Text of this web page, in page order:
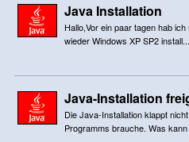
Java Installation
Hallo,Vor ein paar tagen hab
wieder Windows XP SP2 install...
Java-Installation
Die Java-Installation klappt
Programms brauche. Was kann